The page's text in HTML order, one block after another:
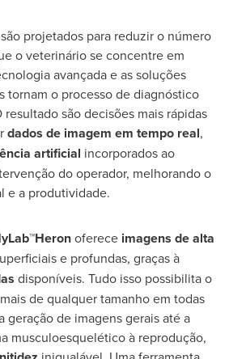
projetados para reduzir o número
o veterinário se concentre em
avançada e as soluções
tornam o processo de diagnóstico
são decisões mais rápidas
dados de imagem em tempo real,
artificial incorporados ao
do operador, melhorando o
e a produtividade.
oferece imagens de alta
e profundas, graças à
disponíveis. Tudo isso possibilita o
de qualquer tamanho em todas
geração de imagens gerais até a
musculoesquelético à reprodução,